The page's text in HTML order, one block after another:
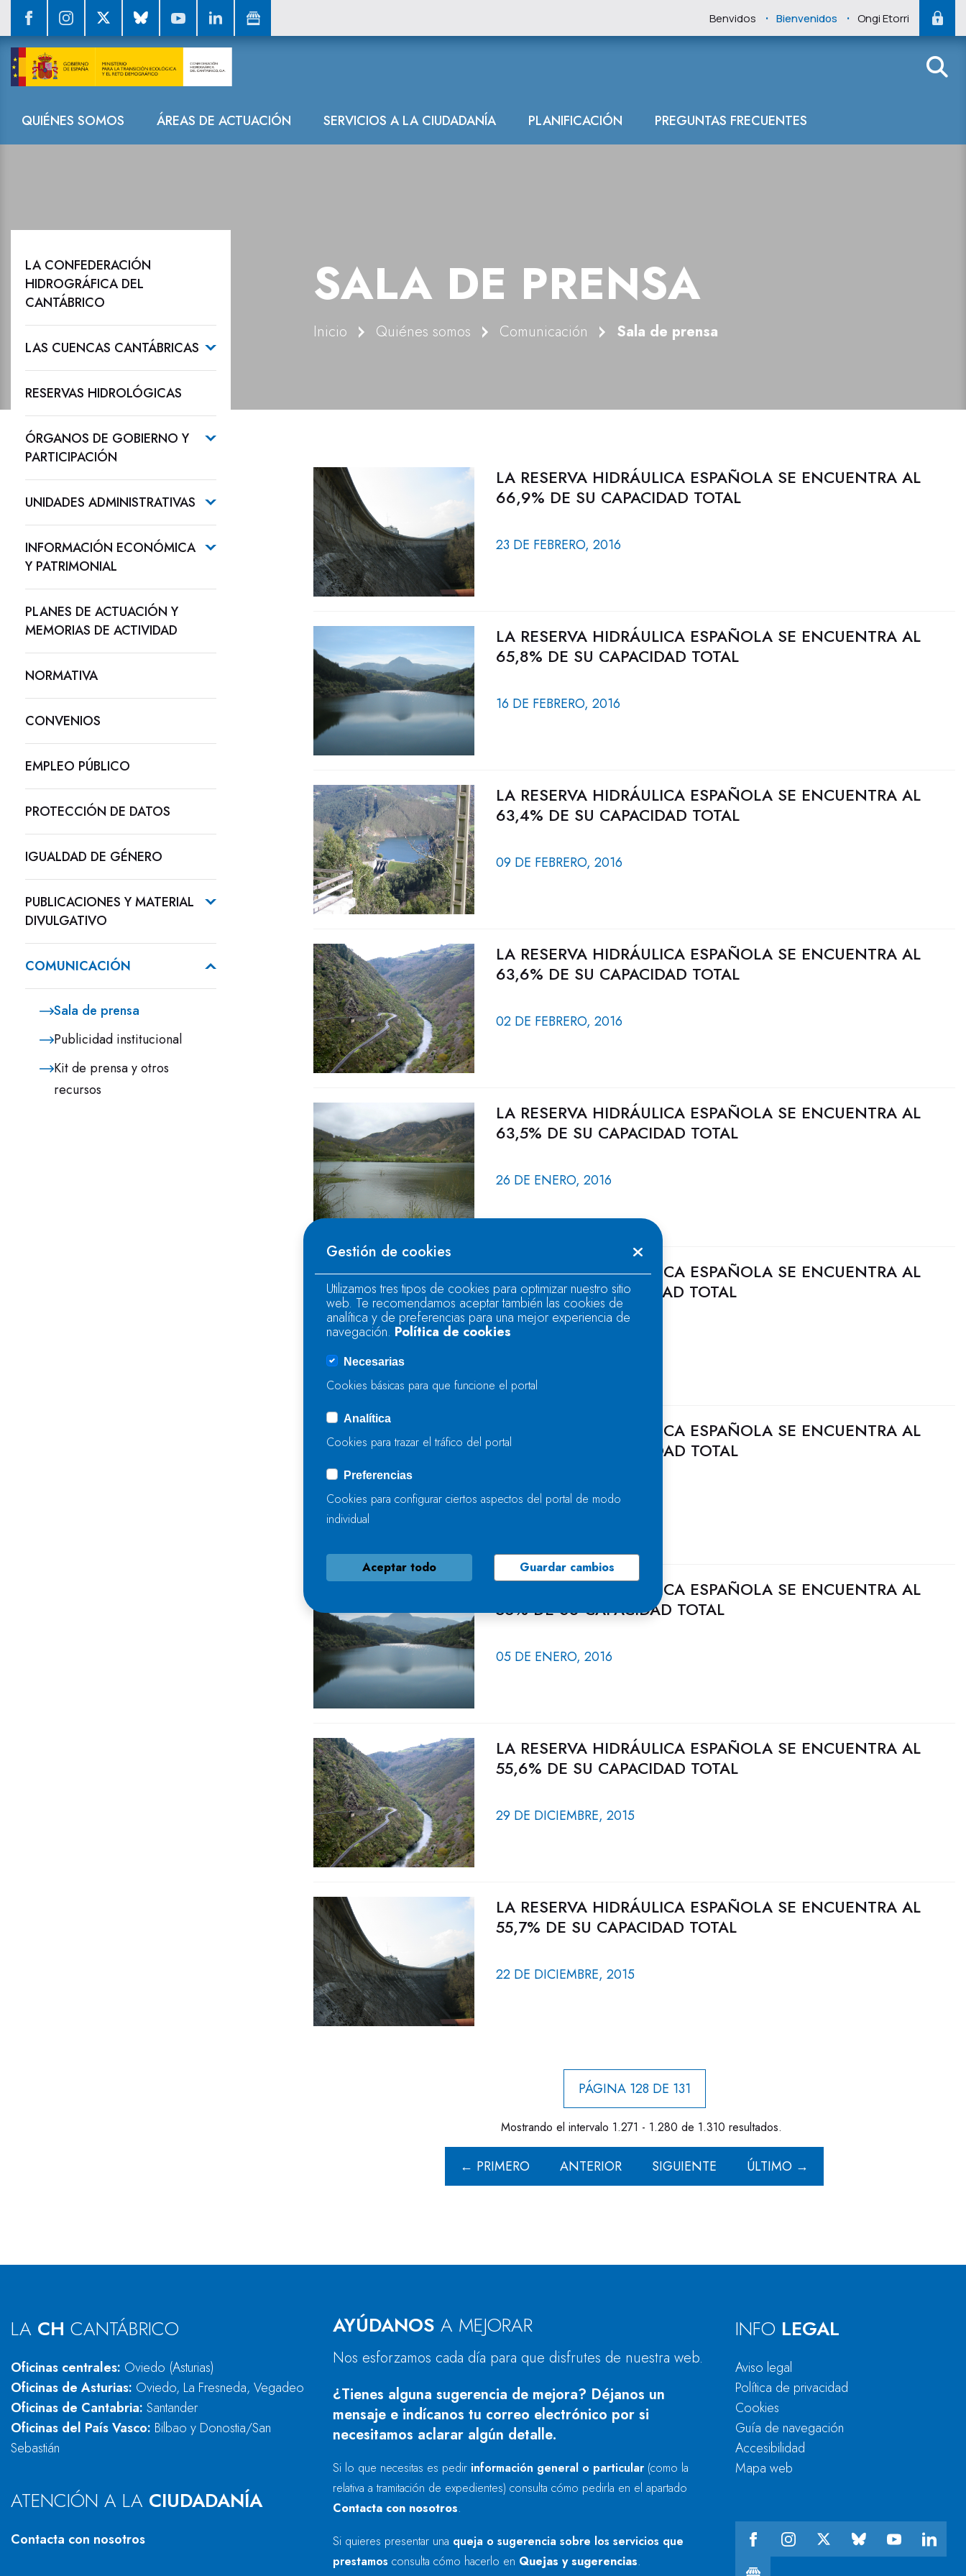
Benvidos . Bienvenidos . Ongi Etorri
Navegación
QUIÉNES SOMOS ÁREAS DE ACTUACIÓN SERVICIOS A LA CIUDADANÍA PLANIFICACIÓN PREGUNTAS FRECUENTES
Sala de prensa
SALA DE PRENSA
Inicio Quiénes somos Comunicación Sala de prensa
LA CONFEDERACIÓN
HIDROGRÁFICA DEL
CANTÁBRICO
LAS CUENCAS CANTÁBRICAS
RESERVAS HIDROLÓGICAS
ÓRGANOS DE GOBIERNO Y
PARTICIPACIÓN
UNIDADES ADMINISTRATIVAS
INFORMACIÓN ECONÓMICA
Y PATRIMONIAL
PLANES DE ACTUACIÓN Y
MEMORIAS DE ACTIVIDAD
NORMATIVA
CONVENIOS
EMPLEO PÚBLICO
PROTECCIÓN DE DATOS
IGUALDAD DE GÉNERO
PUBLICACIONES Y MATERIAL
DIVULGATIVO
COMUNICACIÓN
Sala de prensa
Publicidad institucional
Kit de prensa y otros
recursos
LA RESERVA HIDRÁULICA ESPAÑOLA SE ENCUENTRA AL
66,9% DE SU CAPACIDAD TOTAL
23 DE FEBRERO, 2016
LA RESERVA HIDRÁULICA ESPAÑOLA SE ENCUENTRA AL
65,8% DE SU CAPACIDAD TOTAL
16 DE FEBRERO, 2016
LA RESERVA HIDRÁULICA ESPAÑOLA SE ENCUENTRA AL
63,4% DE SU CAPACIDAD TOTAL
09 DE FEBRERO, 2016
LA RESERVA HIDRÁULICA ESPAÑOLA SE ENCUENTRA AL
63,6% DE SU CAPACIDAD TOTAL
02 DE FEBRERO, 2016
LA RESERVA HIDRÁULICA ESPAÑOLA SE ENCUENTRA AL
63,5% DE SU CAPACIDAD TOTAL
26 DE ENERO, 2016
LA RESERVA HIDRÁULICA ESPAÑOLA SE ENCUENTRA AL
63,1% DE SU CAPACIDAD TOTAL
19 DE ENERO, 2016
LA RESERVA HIDRÁULICA ESPAÑOLA SE ENCUENTRA AL
59,9% DE SU CAPACIDAD TOTAL
12 DE ENERO, 2016
LA RESERVA HIDRÁULICA ESPAÑOLA SE ENCUENTRA AL
56% DE SU CAPACIDAD TOTAL
05 DE ENERO, 2016
LA RESERVA HIDRÁULICA ESPAÑOLA SE ENCUENTRA AL
55,6% DE SU CAPACIDAD TOTAL
29 DE DICIEMBRE, 2015
LA RESERVA HIDRÁULICA ESPAÑOLA SE ENCUENTRA AL
55,7% DE SU CAPACIDAD TOTAL
22 DE DICIEMBRE, 2015
PÁGINA 128 DE 131
Mostrando el intervalo 1.271 - 1.280 de 1.310 resultados.
← PRIMERO ANTERIOR SIGUIENTE ÚLTIMO →
LA CH CANTÁBRICO
Oficinas centrales: Oviedo (Asturias)
Oficinas de Asturias: Oviedo, La Fresneda, Vegadeo
Oficinas de Cantabria: Santander
Oficinas del País Vasco: Bilbao y Donostia/San
Sebastián
ATENCIÓN A LA CIUDADANÍA
Contacta con nosotros
AYÚDANOS A MEJORAR
Nos esforzamos cada día para que disfrutes de nuestra web.
¿Tienes alguna sugerencia de mejora? Déjanos un
mensaje e indícanos tu correo electrónico por si
necesitamos aclarar algún detalle.
Si lo que necesitas es pedir información general o particular (como la
relativa a tramitación de expedientes) consulta cómo pedirla en el apartado
Contacta con nosotros.
Si quieres presentar una queja o sugerencia sobre los servicios que
prestamos consulta cómo hacerlo en Quejas y sugerencias.
INFO LEGAL
Aviso legal
Política de privacidad
Cookies
Guía de navegación
Accesibilidad
Mapa web
Gestión de cookies
Utilizamos tres tipos de cookies para optimizar nuestro sitio
web. Te recomendamos aceptar también las cookies de
analítica y de preferencias para una mejor experiencia de
navegación. Política de cookies
Necesarias
Cookies básicas para que funcione el portal
Analítica
Cookies para trazar el tráfico del portal
Preferencias
Cookies para configurar ciertos aspectos del portal de modo
individual
Aceptar todo Guardar cambios